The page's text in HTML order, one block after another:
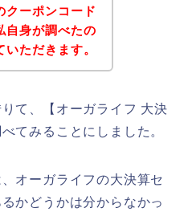
クーポンコード
自身が調べたの
ただきます。
て、【オーガライフ 大決
てみることにしました。
オーガライフの大決算セ
かどうかは分からなかっ